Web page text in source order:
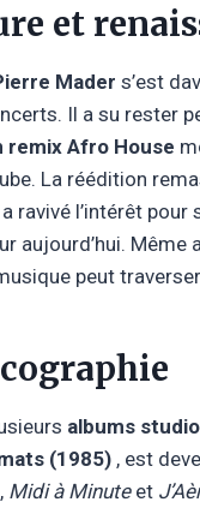
et
Mader s’est
Il a su rester
remix Afro House
La réédition
a ravivé l’intérêt
aujourd’hui. Même
peut
albums studio
(1985) , est
Midi à Minuteet